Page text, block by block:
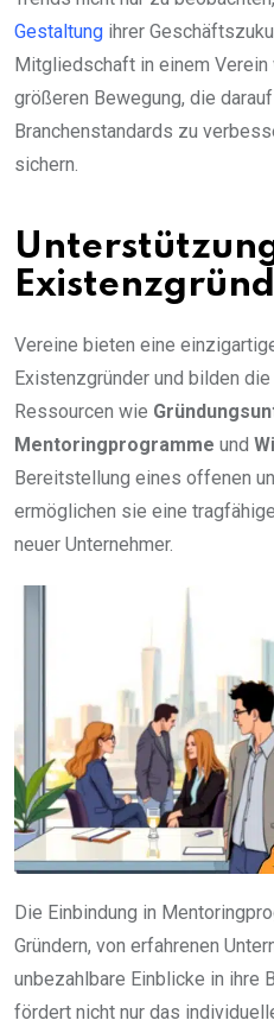
Gestaltung ihrer
Mitgliedschaft in einem
größeren Bewegung, die
Branchenstandards zu
sichern.
Vereine bieten eine
Existenzgründer und bilden
Ressourcen wie
Mentoringprogramme und
Bereitstellung eines offenen
ermöglichen sie eine
neuer Unternehmer.
Die Einbindung in
Gründern, von erfahrenen
unbezahlbare Einblicke in ihre
fördert nicht nur das